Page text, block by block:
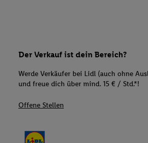
Der Verkauf ist dein Bereich?
Werde Verkäufer bei Lidl (auch ohne
und freue dich über mind. 15 € / Std.*!
Offene Stellen